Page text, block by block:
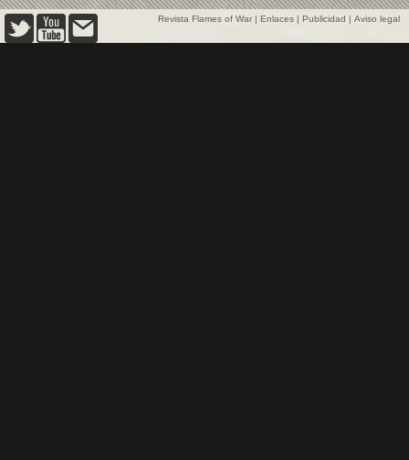
Revista Flames of War | Enlaces | Publicidad | Aviso legal